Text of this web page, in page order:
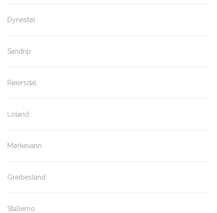
Dynestøl
Sandrip
Reiersdal
Loland
Mørkevann
Greibesland
Stallemo